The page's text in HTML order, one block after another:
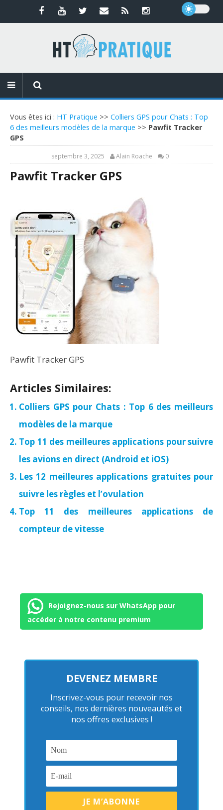
Vous êtes ici : HT Pratique >> Colliers GPS pour Chats : Top
6 des meilleurs modèles de la marque >> Pawfit Tracker
GPS
septembre 3, 2025 Alain Roache 0
Pawfit Tracker GPS
Pawfit Tracker GPS
Articles Similaires:
Colliers GPS pour Chats : Top 6 des meilleurs
modèles de la marque
Top 11 des meilleures applications pour suivre
les avions en direct (Android et iOS)
Les 12 meilleures applications gratuites pour
suivre les règles et l’ovulation
Top 11 des meilleures applications de
compteur de vitesse
Rejoignez-nous sur WhatsApp pour
accéder à notre contenu premium
DEVENEZ MEMBRE
Inscrivez-vous pour recevoir nos
conseils, nos dernières nouveautés et
nos offres exclusives !